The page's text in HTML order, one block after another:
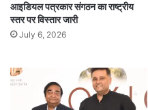
आइडियल पत्रकार संगठन का राष्ट्रीय
स्तर पर विस्तार जारी
July 6, 2026